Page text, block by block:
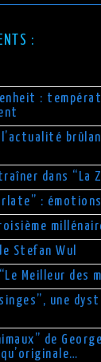
:
:
l’actualité
dans “La
:
Stefan Wul
Meilleur des
une
de